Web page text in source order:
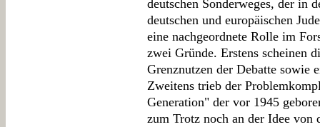
deutschen Sonderweges, der in
deutschen und europäischen
eine nachgeordnete Rolle im
zwei Gründe. Erstens scheinen
Grenznutzen der Debatte sowie
Zweitens trieb der
Generation" der vor 1945
zum Trotz noch an der Idee von